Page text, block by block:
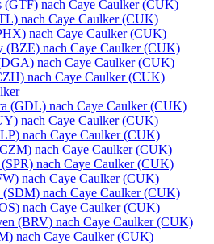
(GTF) nach Caye Caulker (CUK)
nach Caye Caulker (CUK)
nach Caye Caulker (CUK)
(BZE) nach Caye Caulker (CUK)
nach Caye Caulker (CUK)
nach Caye Caulker (CUK)
(GDL) nach Caye Caulker (CUK)
nach Caye Caulker (CUK)
nach Caye Caulker (CUK)
nach Caye Caulker (CUK)
nach Caye Caulker (CUK)
nach Caye Caulker (CUK)
(SDM) nach Caye Caulker (CUK)
nach Caye Caulker (CUK)
(BRV) nach Caye Caulker (CUK)
nach Caye Caulker (CUK)